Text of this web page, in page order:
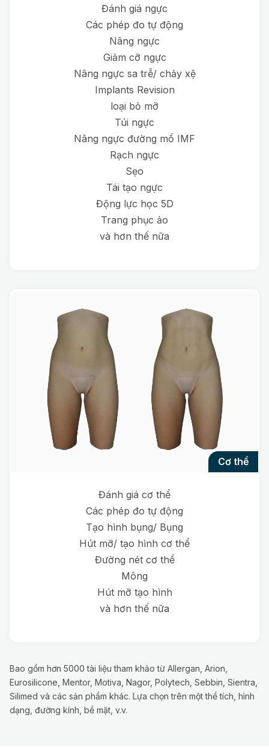
Đánh giá ngực
Các phép đo tự động
Nâng ngực
Giảm cỡ ngực
Nâng ngực sa trễ/ chảy xệ
Implants Revision
loại bỏ mỡ
Túi ngực
Nâng ngực đường mổ IMF
Rạch ngực
Sẹo
Tái tạo ngực
Động lực học 5D
Trang phục ảo
và hơn thế nữa
cơ thể
Đánh giá cơ thể
Các phép đo tự động
Tạo hình bụng/ Bụng
Hút mỡ/ tạo hình cơ thể
Đường nét cơ thể
Mông
Hút mỡ tạo hình
và hơn thế nữa
Bao gồm hơn 5000 tài liệu tham khảo từ Allergan, Arion,
Eurosilicone, Mentor, Motiva, Nagor, Polytech, Sebbin, Sientra,
Silimed và các sản phẩm khác. Lựa chọn trên một thể tích, hình
dạng, đường kính, bề mặt, v.v.